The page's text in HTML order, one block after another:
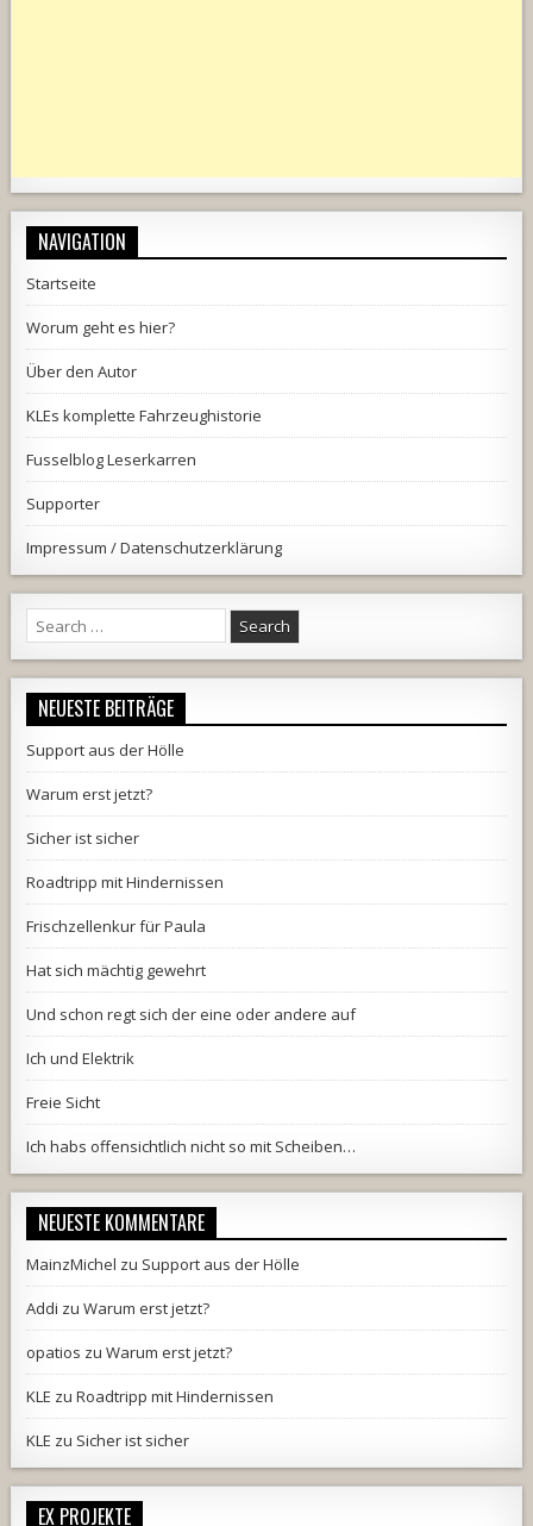
NAVIGATION
Startseite
Worum geht es hier?
Über den Autor
KLEs komplette Fahrzeughistorie
Fusselblog Leserkarren
Supporter
Impressum / Datenschutzerklärung
Search
for:
NEUESTE BEITRÄGE
Support aus der Hölle
Warum erst jetzt?
Sicher ist sicher
Roadtripp mit Hindernissen
Frischzellenkur für Paula
Hat sich mächtig gewehrt
Und schon regt sich der eine oder andere auf
Ich und Elektrik
Freie Sicht
Ich habs offensichtlich nicht so mit Scheiben…
NEUESTE KOMMENTARE
MainzMichel zu Support aus der Hölle
Addi zuWarum erst jetzt?
opatios zuWarum erst jetzt?
KLE zuRoadtripp mit Hindernissen
KLE zu Sicher ist sicher
EX PROJEKTE